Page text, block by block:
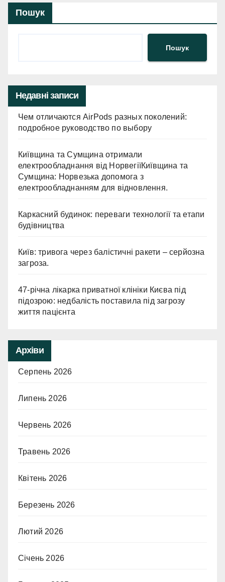
Пошук
Пошук
Недавні записи
Чем отличаются AirPods разных поколений:
подробное руководство по выбору
Київщина та Сумщина отримали
електрообладнання від НорвегіїКиївщина та
Сумщина: Норвезька допомога з
електрообладнанням для відновлення.
Каркасний будинок: переваги технології та етапи
будівництва
Київ: тривога через балістичні ракети – серйозна
загроза.
47-річна лікарка приватної клініки Києва під
підозрою: недбалість поставила під загрозу
життя пацієнта
Архіви
Серпень 2026
Липень 2026
Червень 2026
Травень 2026
Квітень 2026
Березень 2026
Лютий 2026
Січень 2026